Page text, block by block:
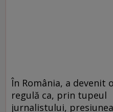
În România, a devenit o
regulă ca, prin tupeul
jurnalistului, presiunea